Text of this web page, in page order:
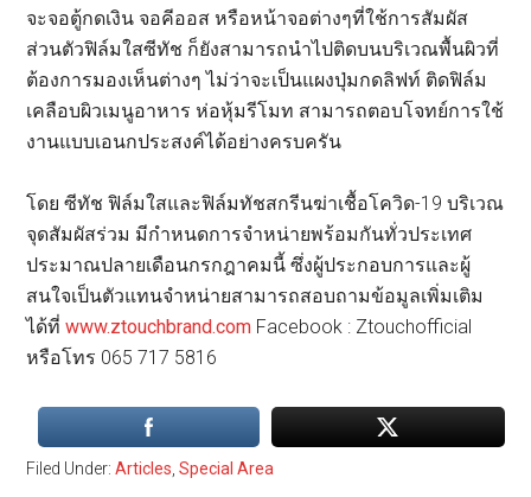
จะจอตู้กดเงิน จอคีออส หรือหน้าจอต่างๆที่ใช้การสัมผัส
ส่วนตัวฟิล์มใสซีทัช ก็ยังสามารถนำไปติดบนบริเวณพื้นผิวที่
ต้องการมองเห็นต่างๆ ไม่ว่าจะเป็นแผงปุ่มกดลิฟท์ ติดฟิล์ม
เคลือบผิวเมนูอาหาร ห่อหุ้มรีโมท สามารถตอบโจทย์การใช้
งานแบบเอนกประสงค์ได้อย่างครบครัน
โดย ซีทัช ฟิล์มใสและฟิล์มทัชสกรีนฆ่าเชื้อโควิด-19 บริเวณ
จุดสัมผัสร่วม มีกำหนดการจำหน่ายพร้อมกันทั่วประเทศ
ประมาณปลายเดือนกรกฎาคมนี้ ซึ่งผู้ประกอบการและผู้
สนใจเป็นตัวแทนจำหน่ายสามารถสอบถามข้อมูลเพิ่มเติม
ได้ที่www.ztouchbrand.com Facebook : Ztouchofficial
หรือโทร 065 717 5816
Filed Under:Articles ,Special Area